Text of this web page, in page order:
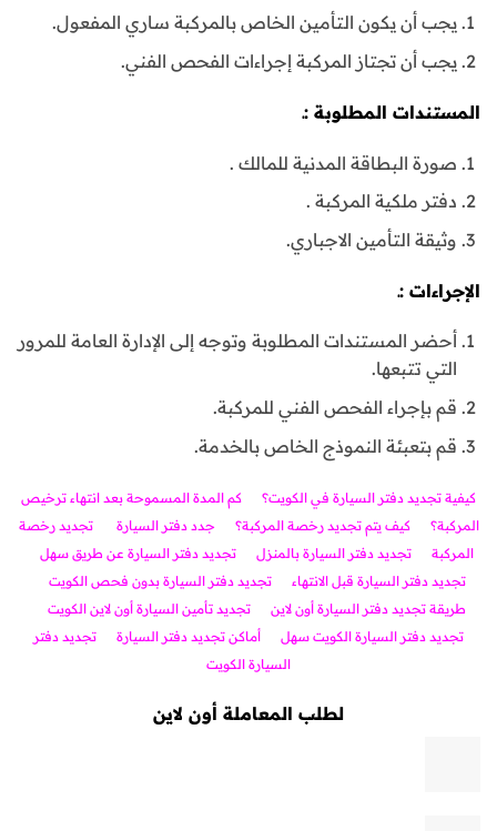
يجب أن يكون التأمين الخاص بالمركبة ساري المفعول.
يجب أن تجتاز المركبة إجراءات الفحص الفني.
المستندات المطلوبة :ـ
صورة البطاقة المدنية للمالك .
دفتر ملكية المركبة .
وثيقة التأمين الاجباري.
الإجراءات :ـ
أحضر المستندات المطلوبة وتوجه إلى الإدارة العامة للمرور
التي تتبعها.
قم بإجراء الفحص الفني للمركبة.
قم بتعبئة النموذج الخاص بالخدمة.
كيفية تجديد دفتر السيارة في الكويت؟ كم المدة المسموحة بعد انتهاء ترخيص
المركبة؟
كيف يتم تجديد رخصة المركبة؟ جدد دفتر السيارة
تجديد رخصة
المركبة
تجديد دفتر السيارة بالمنزل
تجديد دفتر السيارة عن طريق سهل
تجديد دفتر السيارة قبل الانتهاء
تجديد دفتر السيارة بدون فحص الكويت
طريقة تجديد دفتر السيارة أون لاين
تجديد تأمين السيارة أون لاين الكويت
تجديد دفتر السيارة الكويت سهل
أماكن تجديد دفتر السيارة
تجديد دفتر
السيارة الكويت
لطلب المعاملة أون لاين